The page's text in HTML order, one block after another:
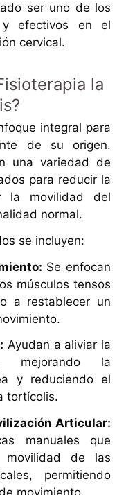
ser uno de los
y efectivos en el
cervical.
la
integral para
de su origen.
una variedad de
para reducir la
la movilidad del
normal.
se incluyen:
Se enfocan
músculos tensos
a restablecer un
Ayudan a aliviar la
mejorando la
y reduciendo el
tortícolis.
Articular:
manuales que
movilidad de las
permitiendo
movimiento.